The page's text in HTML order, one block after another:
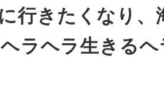
行きたくなり、
ラヘラ生きるヘ